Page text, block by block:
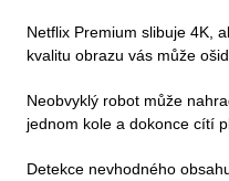
Netflix Premium slibuje 4K,
kvalitu obrazu vás může
Neobvyklý robot může
jednom kole a dokonce cítí
Detekce nevhodného